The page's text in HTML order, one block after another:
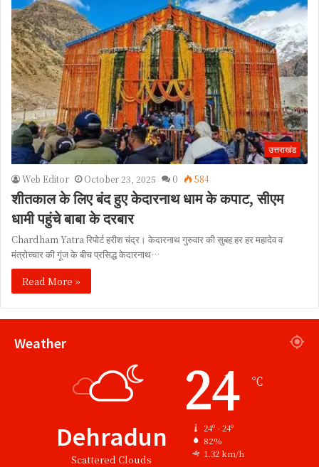
उत्तराखंड
Web Editor October 23, 2025 0 584
शीतकाल के लिए बंद हुए केदारनाथ धाम के कपाट, सीएम
धामी पहुंचे बाबा के दरबार
Chardham Yatra रिपोर्ट हरीश चंद्र। केदारनाथ गुरुवार की सुबह हर हर महादेव व
मंत्रोच्चार की गूंज के बीच प्रसिद्ध केदारनाथ…
Read More »
Weather
Dehradun
Scattered Clouds
24 ℃
24º - 24º
82%
1.32 km/h